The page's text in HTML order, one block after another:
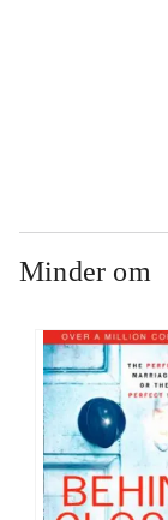
Minder om